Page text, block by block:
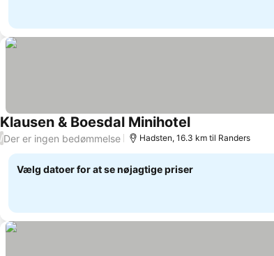
Klausen & Boesdal Minihotel
/Der er ingen bedømmelse Hadsten, 16.3 km til Randers
Vælg datoer for at se nøjagtige priser